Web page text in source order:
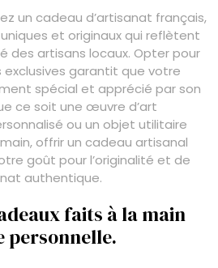
un cadeau d’artisanat français,
et originaux qui reflètent
des artisans locaux. Opter pour
garantit que votre
spécial et apprécié par son
ce soit une œuvre d’art
ou un objet utilitaire
offrir un cadeau artisanal
goût pour l’originalité et de
authentique.
faits à la main
personnelle.